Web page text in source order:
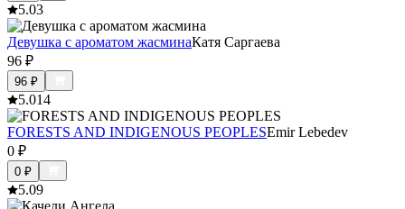
5.03
Девушка с ароматом жасминаКатя Саргаева
96 ₽
96 ₽
5.014
FORESTS AND INDIGENOUS PEOPLESEmir Lebedev
0 ₽
0 ₽
5.09